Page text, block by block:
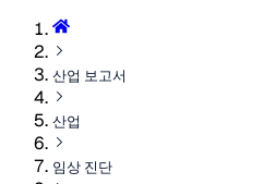
산업 보고서
산업
임상 진단